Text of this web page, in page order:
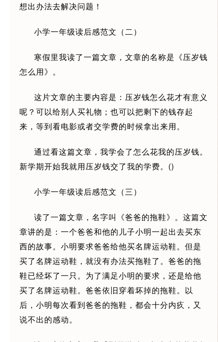
想出办法去解决问题！
小学一年级读后感范文（二）
寒假里我读了一篇文章，文章的名称是《压岁钱
怎么用》。
这片文章的主要内容是：压岁钱怎么花才有意义
呢？可以给别人买礼物；也可以把剩下的钱存起
来，等到看电影或者交学费的时候拿出来用。
通过看这篇文章，我学会了怎么花我的压岁钱。
新学期开始我就用压岁钱交了我的学费。()
小学一年级读后感范文（三）
读了一篇文章，名字叫《爸爸的拖鞋》。这篇文
章讲的是：一个爸爸和他的儿子小明一起出去买东
西的故事。小明要求爸爸给他买名牌运动鞋。但是
买了名牌运动鞋，就没有办法买拖鞋了。爸爸的拖
鞋已经坏了一只。为了满足小明的要求，还是给他
买了名牌运动鞋。爸爸依旧穿着坏掉的拖鞋。以
后，小明每次看到爸爸的拖鞋，都会十分内疚，又
说不出的感动。